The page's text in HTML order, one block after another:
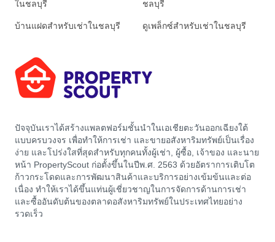
ในชลบุรี
ชลบุรี
บ้านแฝดสำหรับเช่าในชลบุรี ดูเพล็กซ์สำหรับเช่าในชลบุรี
ปัจจุบันเราได้สร้างแพลตฟอร์มชั้นนำในเอเชียตะวันออกเฉียงใต้
แบบครบวงจร เพื่อทำให้การเช่า และขายอสังหาริมทรัพย์เป็นเรื่อง
ง่าย และโปร่งใสที่สุดสำหรับทุกคนทั้งผู้เช่า, ผู้ซื้อ, เจ้าของ และนาย
หน้า PropertyScout ก่อตั้งขึ้นในปีพ.ศ. 2563 ด้วยอัตราการเติบโต
ก้าวกระโดดและการพัฒนาสินค้าและบริการอย่างเข้มข้นและต่อ
เนื่อง ทำให้เราได้ขึ้นแท่นผู้เชี่ยวชาญในการจัดการด้านการเช่า
และซื้ออันดับต้นของตลาดอสังหาริมทรัพย์ในประเทศไทยอย่าง
รวดเร็ว